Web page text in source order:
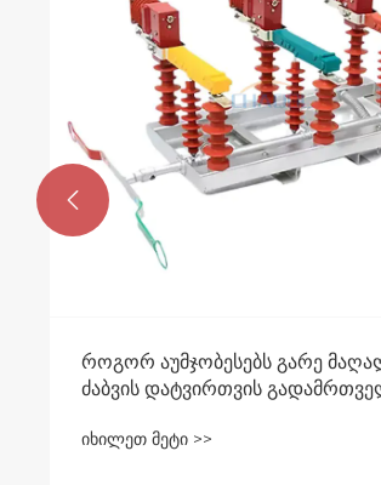
როგორ აუმჯობესებს გარე
ძაბვის დატვირთვის
იხილეთ მეტი >>
